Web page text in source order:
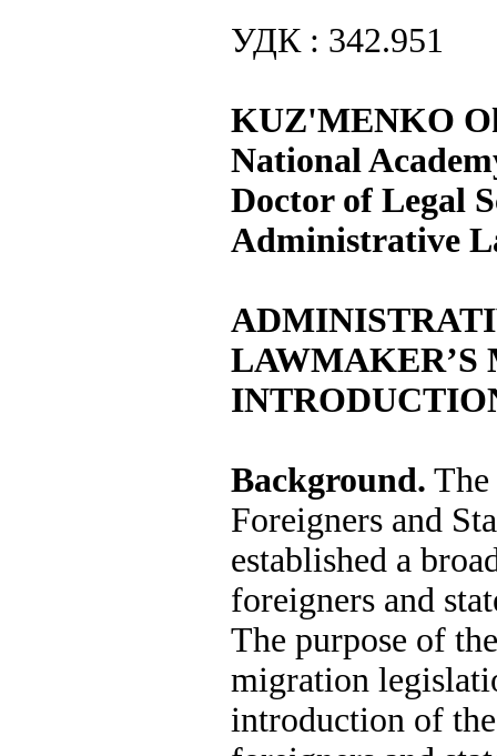
УДК : 342.951
KUZ'MENKO
National
Doctor of Legal
Administrative
LAWMAKER’S
Background.
Foreigners and
established a
foreigners and
The purpose of
migration
introduction of